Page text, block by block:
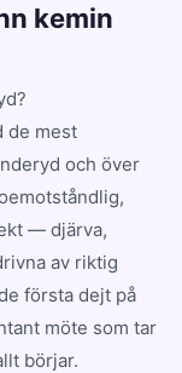
kemin
de mest
och över
— djärva,
av riktig
första dejt på
möte som tar
börjar.